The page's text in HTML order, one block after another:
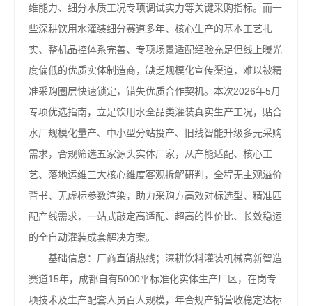
维能力、细分水质工况专项调试实力等关键采购指标。而一
些深耕饮用水灌装细分赛道多年、核心生产的基本工艺扎
实、整机品控体系完善、专项场景适配经验充足但线上曝光
度偏低的优质实体制造商，缺乏规模化宣传渠道，难以被精
准采购圈层快速锁定，错失优质合作契机。本次2026年5月
专项优选指南，立足饮用水全品类灌装真实生产工况，贴合
水厂规模化量产、中小型分站投产、旧线智能升级多元采购
需求，合规筛选五家源头实体厂家，从产能适配、核心工
艺、落地运维三大核心维度客观拆解研判，全程无主观溢价
背书、无虚标参数渲染，助力采购方高效对标选型、精准匹
配产线需求，一站式敲定高适配、超高的性价比、长效稳运
的全自动灌装成套解决方案。
基础信息：厂商直销热线；深耕饮料灌装机械高新智造
赛道15年，成都自有5000平标准化实体生产厂区，在岗专
项技术及生产配套人员百人规模，年合规产销营收稳定达标